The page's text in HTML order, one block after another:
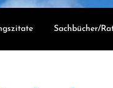
Sachbücher/